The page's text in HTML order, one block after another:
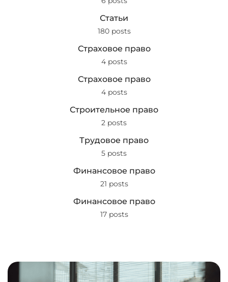
Статьи
180 posts
Страховое право
4 posts
Страховое право
4 posts
Строительное право
2 posts
Трудовое право
5 posts
Финансовое право
21 posts
Финансовое право
17 posts